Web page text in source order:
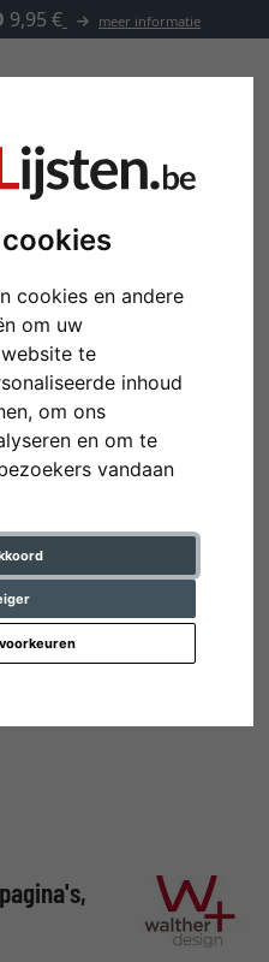
cookies en andere
om uw
te
inhoud
om ons
en om te
vandaan
9,95 € meer informatie